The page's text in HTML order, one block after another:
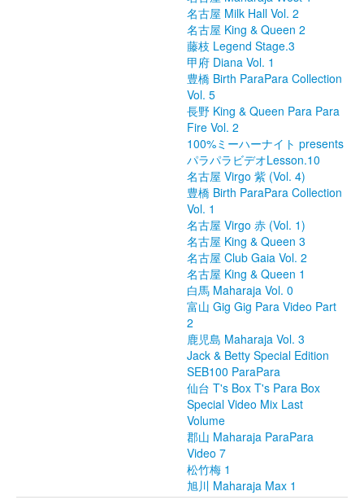
名古屋 Milk Hall Vol. 2
名古屋 King & Queen 2
藤枝 Legend Stage.3
甲府 Diana Vol. 1
豊橋 Birth ParaPara Collection
Vol. 5
長野 King & Queen Para Para
Fire Vol. 2
100%ミーハーナイト presents
パラパラビデオLesson.10
名古屋 Virgo 紫 (Vol. 4)
豊橋 Birth ParaPara Collection
Vol. 1
名古屋 Virgo 赤 (Vol. 1)
名古屋 King & Queen 3
名古屋 Club Gaia Vol. 2
名古屋 King & Queen 1
白馬 Maharaja Vol. 0
富山 Gig Gig Para Video Part
2
鹿児島 Maharaja Vol. 3
Jack & Betty Special Edition
SEB100 ParaPara
仙台 T's Box T's Para Box
Special Video Mix Last
Volume
郡山 Maharaja ParaPara
Video 7
松竹梅 1
旭川 Maharaja Max 1